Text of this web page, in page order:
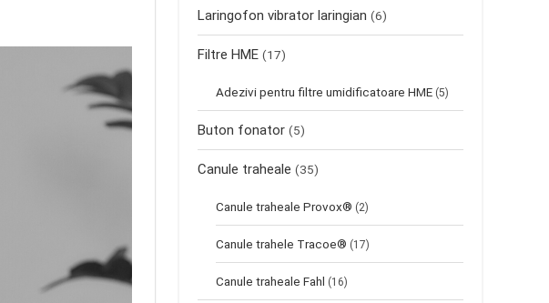
Laringofon vibrator laringian (6)
Filtre HME (17)
Adezivi pentru filtre umidificatoare HME (5)
Buton fonator (5)
Canule traheale (35)
Canule traheale Provox® (2)
Canule trahele Tracoe® (17)
Canule traheale Fahl (16)